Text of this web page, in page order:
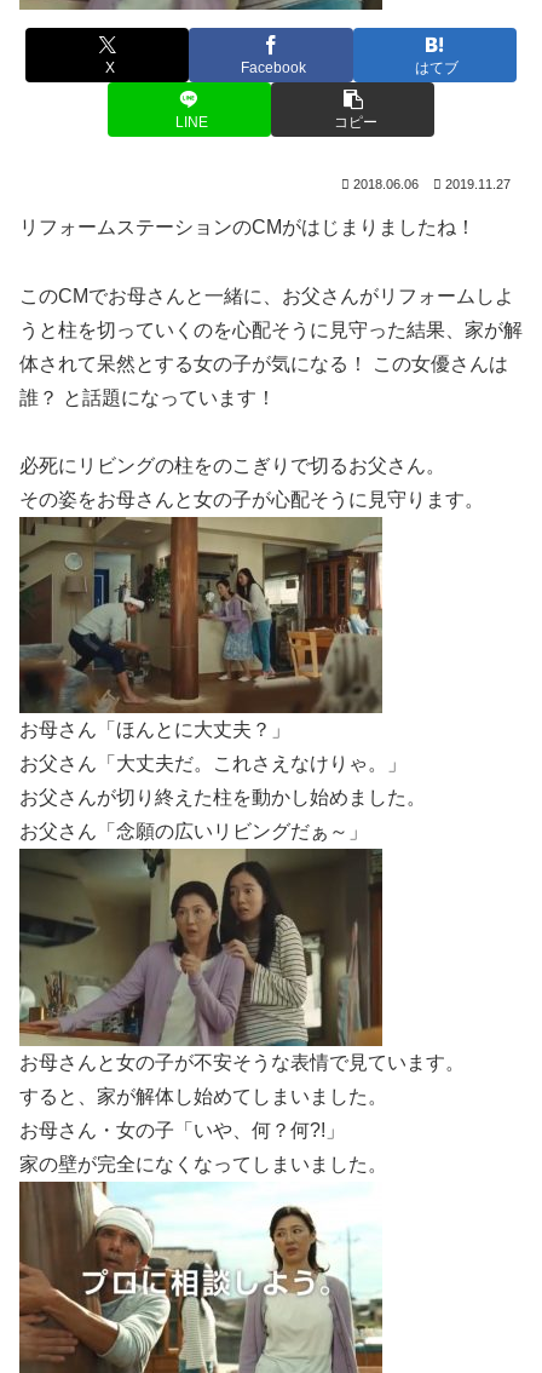
X Facebook はてブ
LINE コピー
2018.06.06 2019.11.27
リフォームステーションのCMがはじまりましたね！
このCMでお母さんと一緒に、お父さんがリフォームしよ
うと柱を切っていくのを心配そうに見守った結果、家が解
体されて呆然とする女の子が気になる！ この女優さんは
誰？ と話題になっています！
必死にリビングの柱をのこぎりで切るお父さん。
その姿をお母さんと女の子が心配そうに見守ります。
お母さん「ほんとに大丈夫？」
お父さん「大丈夫だ。これさえなけりゃ。」
お父さんが切り終えた柱を動かし始めました。
お父さん「念願の広いリビングだぁ～」
お母さんと女の子が不安そうな表情で見ています。
すると、家が解体し始めてしまいました。
お母さん・女の子「いや、何？何?!」
家の壁が完全になくなってしまいました。